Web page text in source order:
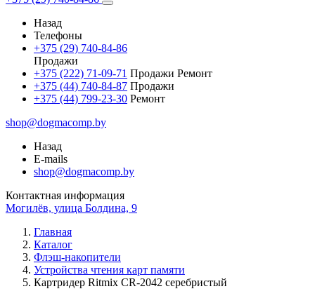
Назад
Телефоны
+375 (29) 740-84-86
Продажи
+375 (222) 71-09-71 Продажи Ремонт
+375 (44) 740-84-87 Продажи
+375 (44) 799-23-30 Ремонт
shop@dogmacomp.by
Назад
E-mails
shop@dogmacomp.by
Контактная информация
Могилёв, улица Болдина, 9
Главная
Каталог
Флэш-накопители
Устройства чтения карт памяти
Картридер Ritmix CR-2042 серебристый